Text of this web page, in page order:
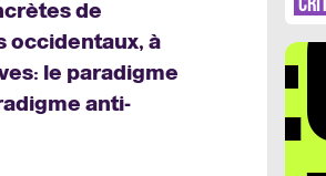
de
occidentaux, à
: le paradigme
anti-